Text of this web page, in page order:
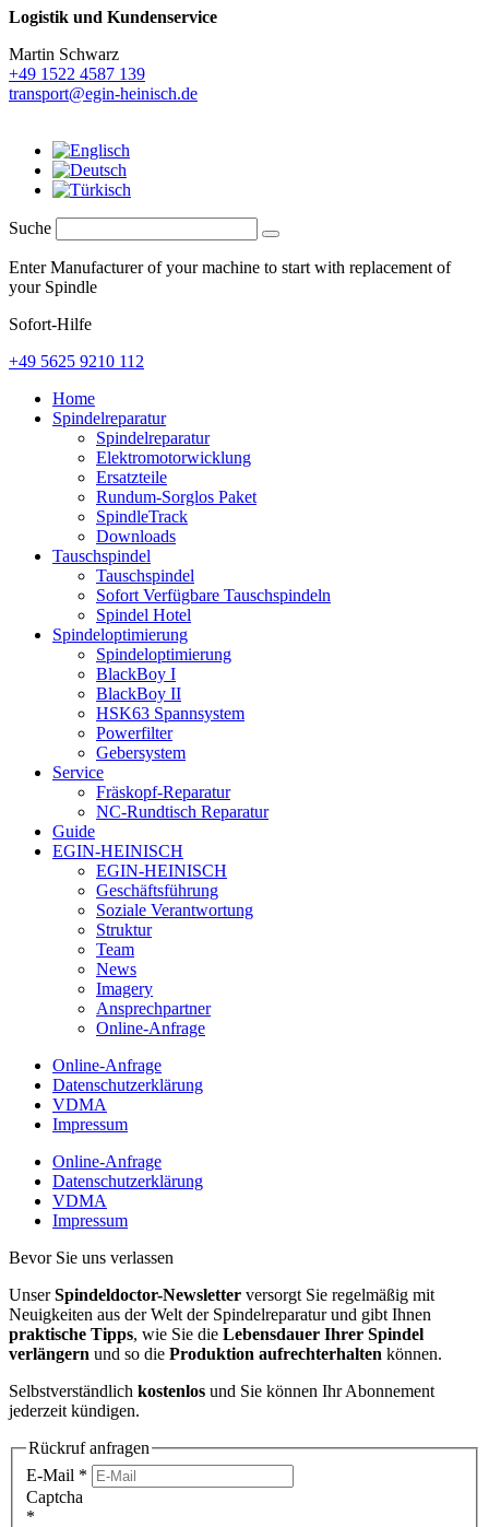
Logistik und Kundenservice
Martin Schwarz
+49 1522 4587 139
transport@egin-heinisch.de
Suche
Enter Manufacturer of your machine to start with replacement of
your Spindle
Sofort-Hilfe
+49 5625 9210 112
Home
Spindelreparatur
Spindelreparatur
Elektromotorwicklung
Ersatzteile
Rundum-Sorglos Paket
SpindleTrack
Downloads
Tauschspindel
Tauschspindel
Sofort Verfügbare Tauschspindeln
Spindel Hotel
Spindeloptimierung
Spindeloptimierung
BlackBoy I
BlackBoy II
HSK63 Spannsystem
Powerfilter
Gebersystem
Service
Fräskopf-Reparatur
NC-Rundtisch Reparatur
Guide
EGIN-HEINISCH
EGIN-HEINISCH
Geschäftsführung
Soziale Verantwortung
Struktur
Team
News
Imagery
Ansprechpartner
Online-Anfrage
Online-Anfrage
Datenschutzerklärung
VDMA
Impressum
Online-Anfrage
Datenschutzerklärung
VDMA
Impressum
Bevor Sie uns verlassen
UnserSpindeldoctor-Newsletter versorgt Sie regelmäßig mit
Neuigkeiten aus der Welt der Spindelreparatur und gibt Ihnen
praktische Tipps, wie Sie die Lebensdauer Ihrer Spindel
verlängern und so die Produktion aufrechterhalten können.
Selbstverständlich kostenlos und Sie können Ihr Abonnement
jederzeit kündigen.
Rückruf anfragen
E-Mail *
Captcha
*